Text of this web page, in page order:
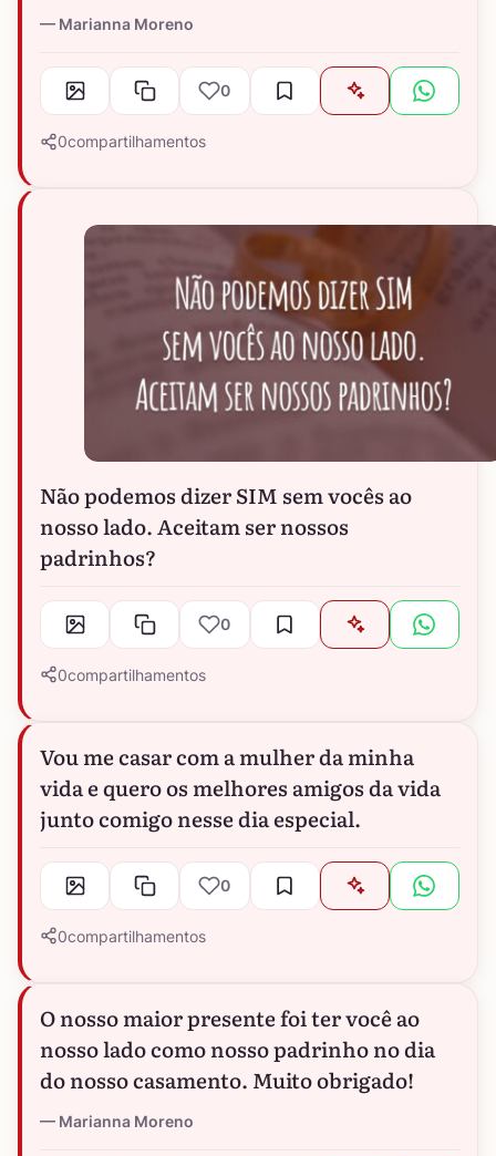
Marianna Moreno
0
0compartilhamentos
Não podemos dizer SIM sem vocês ao
nosso lado. Aceitam ser nossos
padrinhos?
0
0compartilhamentos
Vou me casar com a mulher da minha
vida e quero os melhores amigos da vida
junto comigo nesse dia especial.
0
0compartilhamentos
O nosso maior presente foi ter você ao
nosso lado como nosso padrinho no dia
do nosso casamento. Muito obrigado!
Marianna Moreno